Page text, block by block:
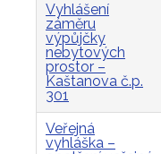
Vyhlášení
záměru
výpůjčky
nebytových
prostor –
Kaštanova č.p.
301
Veřejná
vyhláška –